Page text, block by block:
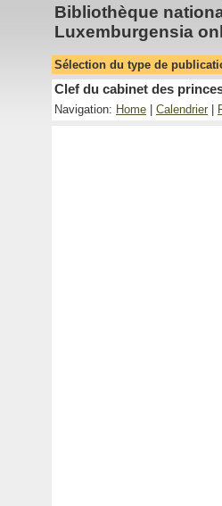
Bibliothèque
Luxemburgensia
Sélection du type de
Clef du cabinet des
Navigation: Home Calendrier